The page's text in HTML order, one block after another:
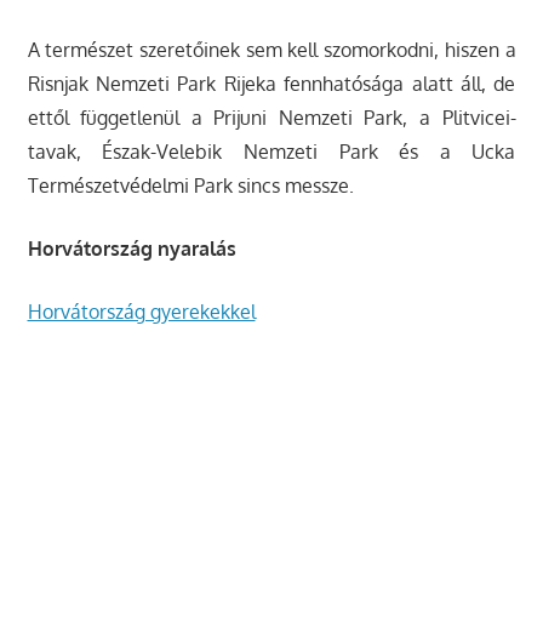
A természet szeretőinek sem kell szomorkodni, hiszen a
Risnjak Nemzeti Park Rijeka fennhatósága alatt áll, de
ettől függetlenül a Prijuni Nemzeti Park, a Plitvicei-
tavak, Észak-Velebik Nemzeti Park és a Ucka
Természetvédelmi Park sincs messze.
Horvátország nyaralás
Horvátország gyerekekkel